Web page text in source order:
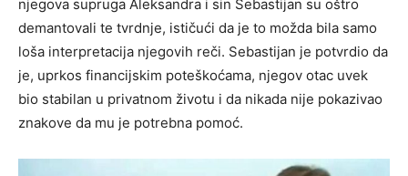
njegova supruga Aleksandra i sin Sebastijan su oštro
demantovali te tvrdnje, ističući da je to možda bila samo
loša interpretacija njegovih reči. Sebastijan je potvrdio da
je, uprkos financijskim poteškoćama, njegov otac uvek
bio stabilan u privatnom životu i da nikada nije pokazivao
znakove da mu je potrebna pomoć.